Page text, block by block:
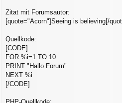
Zitat mit Forumsautor:
[quote="Acorn"]Seeing is believing[/
Quellkode:
[CODE]
FOR %i=1 TO 10
PRINT "Hallo Forum"
NEXT %i
[/CODE]